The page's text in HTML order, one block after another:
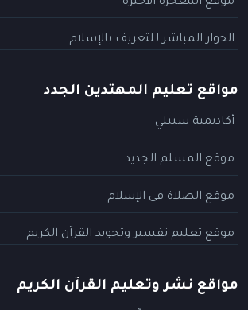
موقع المعجزة الأخيرة
الحوار المباشر للتعريف بالإسلام
مواقع تعليم المهتدين الجدد
أكاديمية سبيلي
موقع المسلم الجديد
موقع الصلاة في الإسلام
موقع تعليم تفسير وتجويد القرآن الكريم
مواقع نشر وتعليم القرآن الكريم